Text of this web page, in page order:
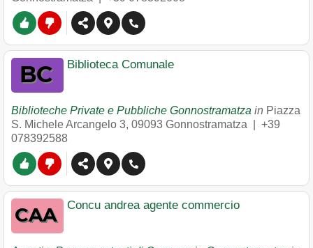
Biblioteca Comunale
Biblioteche Private e Pubbliche Gonnostramatza in Piazza
S. Michele Arcangelo 3, 09093 Gonnostramatza
+39
078392588
Concu andrea agente commercio